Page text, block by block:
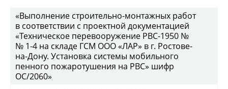
«Выполнение строительно-монтажных работ
в соответствии с проектной документацией
«Техническое перевооружение РВС-1950 №
№ 1-4 на складе ГСМ ООО «ЛАР» в г. Ростове-
на-Дону. Установка системы мобильного
пенного пожаротушения на РВС» шифр
ОС/2060»